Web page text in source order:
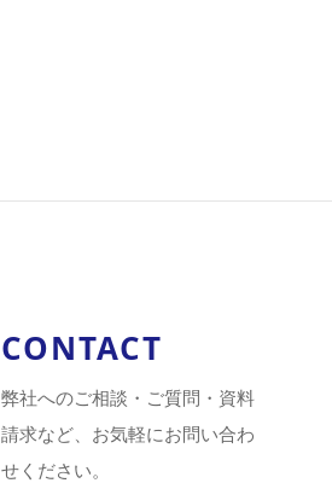
CONTACT
弊社へのご相談・ご質問・資料
請求など、お気軽にお問い合わ
せください。